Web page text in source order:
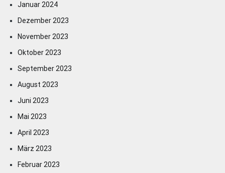
Januar 2024
Dezember 2023
November 2023
Oktober 2023
September 2023
August 2023
Juni 2023
Mai 2023
April 2023
März 2023
Februar 2023